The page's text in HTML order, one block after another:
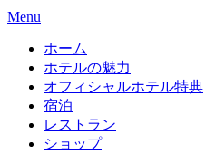
Menu
ホーム
ホテルの魅力
オフィシャルホテル特典
宿泊
レストラン
ショップ